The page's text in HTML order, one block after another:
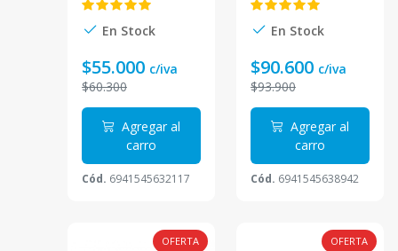
Luz CS-H8c-
R200-1J5WKFL
En Stock
$55.000 c/iva
$60.300
Agregar al
carro
Cód. 6941545632117
1N4WFL Ezviz
En Stock
$90.600 c/iva
$93.900
Agregar al
carro
Cód. 6941545638942
OFERTA OFERTA